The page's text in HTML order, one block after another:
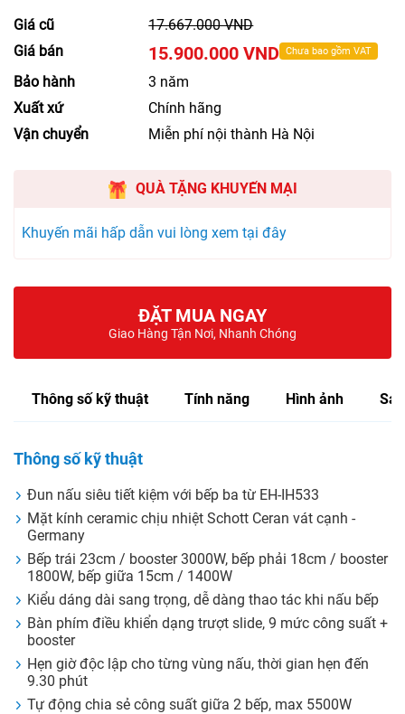
Giá cũ
17.667.000 VND
Giá bán
15.900.000 VND Chưa bao gồm VAT
Bảo hành
3 năm
Xuất xứ
Chính hãng
Vận chuyển
Miễn phí nội thành Hà Nội
QUÀ TẶNG KHUYẾN MẠI
Khuyến mãi hấp dẫn vui lòng xem tại đây
ĐẶT MUA NGAY
Giao Hàng Tận Nơi, Nhanh Chóng
Thông số kỹ thuật Tính năng Hình ảnh
Thông số kỹ thuật
Đun nấu siêu tiết kiệm với bếp ba từ EH-IH533
Mặt kính ceramic chịu nhiệt Schott Ceran vát cạnh -
Germany
Bếp trái 23cm / booster 3000W, bếp phải 18cm / booster
1800W, bếp giữa 15cm / 1400W
Kiểu dáng dài sang trọng, dễ dàng thao tác khi nấu bếp
Bàn phím điều khiển dạng trượt slide, 9 mức công suất +
booster
Hẹn giờ độc lập cho từng vùng nấu, thời gian hẹn đến
9.30 phút
Tự động chia sẻ công suất giữa 2 bếp, max 5500W